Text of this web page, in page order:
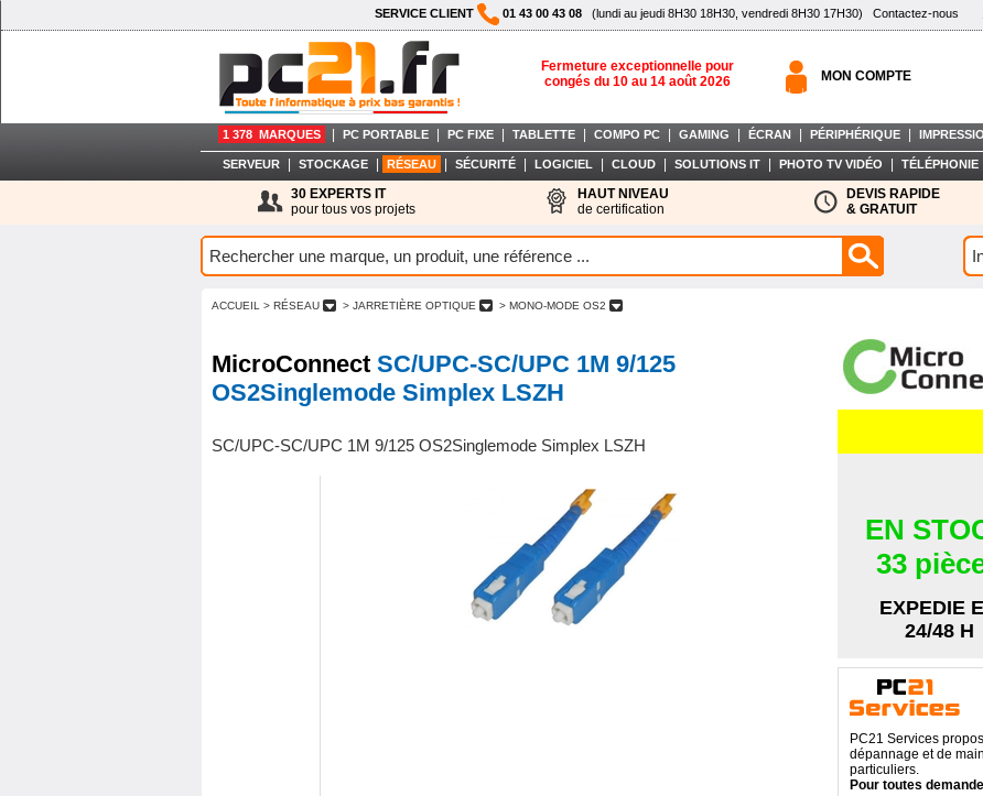
SERVICE CLIENT 01 43 00 43 08 (lundi au jeudi 8H30 18H30, vendredi 8H30 17H30) Contactez-nous
Fermeture exceptionnelle pour
congés du 10 au 14 août 2026
MON COMPTE
1 378 MARQUES PC PORTABLE PC FIXE TABLETTE COMPO PC GAMING ÉCRAN PÉRIPHÉRIQUE
SERVEUR STOCKAGE RÉSEAU SÉCURITÉ LOGICIEL CLOUD SOLUTIONS IT PHOTO TV VIDÉO TÉLÉPHONIE
30 EXPERTS IT
pour tous vos projets
HAUT NIVEAU
de certification
DEVIS RAPIDE
& GRATUIT
ACCUEIL > RÉSEAU > JARRETIÈRE OPTIQUE > MONO-MODE OS2
MicroConnect SC/UPC-SC/UPC 1M 9/125
OS2Singlemode Simplex LSZH
SC/UPC-SC/UPC 1M 9/125 OS2Singlemode Simplex LSZH
EN
33
EXPEDIE
24/48 H
PC21 Services
dépannage et de
particuliers.
Pour toutes